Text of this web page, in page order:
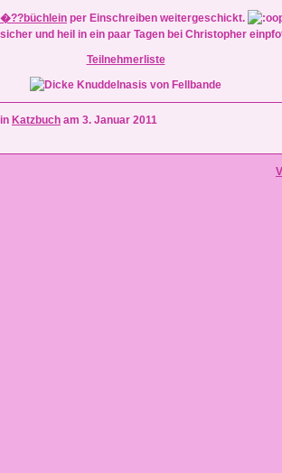
per Einschreiben weitergeschickt.
und heil in ein paar Tagen bei Christopher
Teilnehmerliste
Katzbuch am 3. Januar 2011